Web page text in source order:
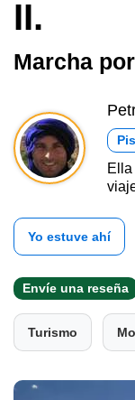
II.
Marcha
Yo estuve ahí
Envíe una reseña
Turismo